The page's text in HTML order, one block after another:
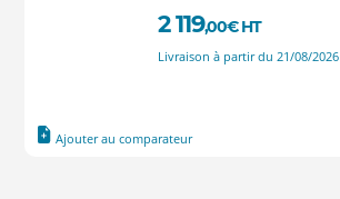
2 119,00€ HT
Livraison à partir du 21/08/2026
Ajouter au comparateur